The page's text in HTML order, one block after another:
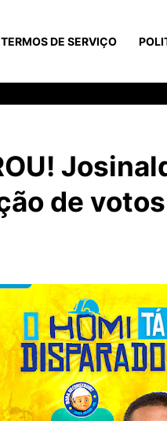
TERMOS DE SERVIÇO
de